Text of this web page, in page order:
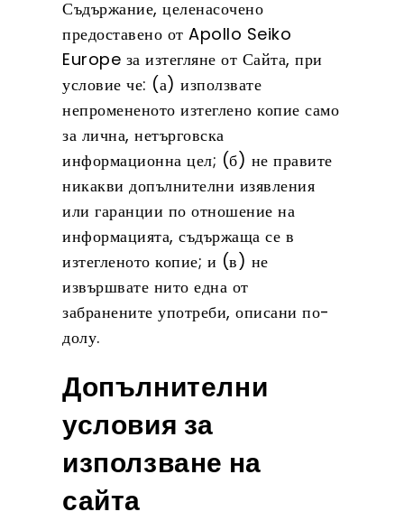
Съдържание, целенасочено
предоставено от Apollo Seiko
Europe за изтегляне от Сайта, при
условие че: (а) използвате
непромененото изтеглено копие само
за лична, нетърговска
информационна цел; (б) не правите
никакви допълнителни изявления
или гаранции по отношение на
информацията, съдържаща се в
изтегленото копие; и (в) не
извършвате нито една от
забранените употреби, описани по-
долу.
Допълнителни
условия за
използване на
сайта